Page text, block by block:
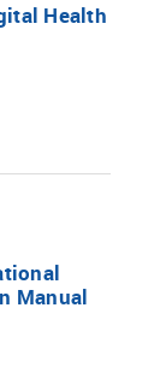
Health
Manual